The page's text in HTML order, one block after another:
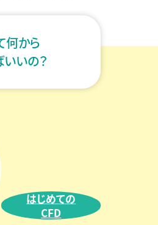
何から
いの？
はじめての
CFD